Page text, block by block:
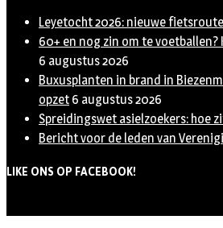
Leyetocht 2026: nieuwe
60+ en nog zin om te voetballen?
6 augustus 2026
Buxusplanten in brand in
opzet 6 augustus 2026
Spreidingswet asielzoekers: hoe
Bericht voor de leden van
LIKE ONS OP FACEBOOK!